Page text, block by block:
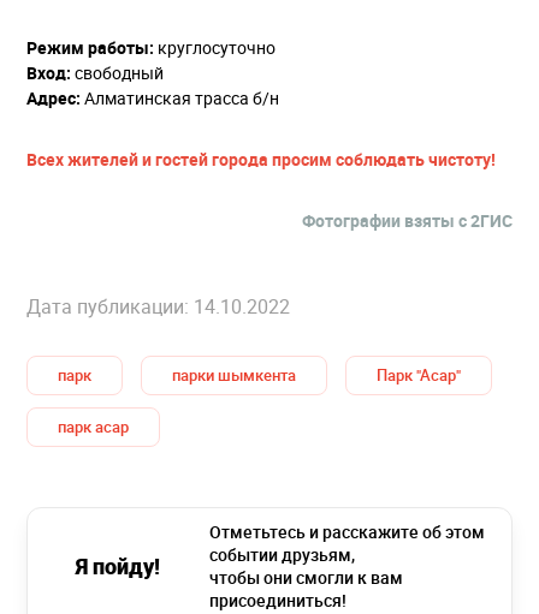
Режим работы: круглосуточно
Вход: свободный
Адрес: Алматинская трасса б/н
Всех жителей и гостей города просим соблюдать чистоту!
Фотографии взяты с 2ГИС
Дата публикации: 14.10.2022
парк парки шымкента Парк "Асар"
парк асар
Я пойду!
Отметьтесь и расскажите об этом
событии друзьям,
чтобы они смогли к вам
присоединиться!